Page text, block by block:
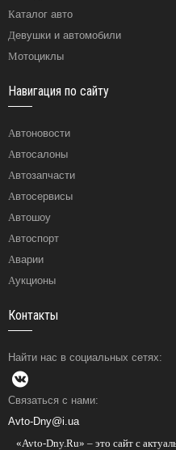
Каталог авто
Девушки и автомобили
Мотоциклы
Навигация по сайту
Автоновости
Автосалоны
Автозапчасти
Автосервисы
Автошоу
Автоспорт
Аварии
Аукционы
Контакты
Найти нас в социальных сетях:
Связаться с нами:
Avto-Dny@i.ua
«Avto-Dny.Ru» – это сайт с